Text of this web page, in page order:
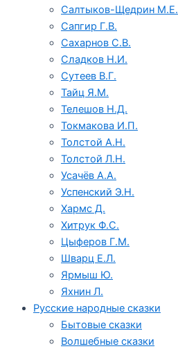
Салтыков-Щедрин М.Е.
Сапгир Г.В.
Сахарнов С.В.
Сладков Н.И.
Сутеев В.Г.
Тайц Я.М.
Телешов Н.Д.
Токмакова И.П.
Толстой А.Н.
Толстой Л.Н.
Усачёв А.А.
Успенский Э.Н.
Хармс Д.
Хитрук Ф.С.
Цыферов Г.М.
Шварц Е.Л.
Ярмыш Ю.
Яхнин Л.
Русские народные сказки
Бытовые сказки
Волшебные сказки